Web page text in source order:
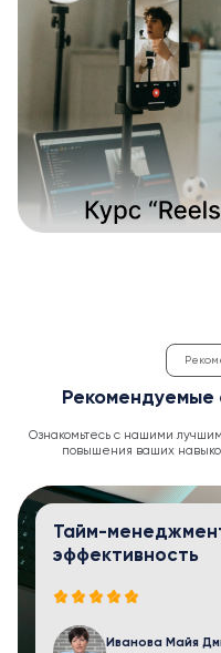
Рекомендуемые
Ознакомьтесь с нашими
повышения ваших
Тайм-
эффективность
Иванова Майя